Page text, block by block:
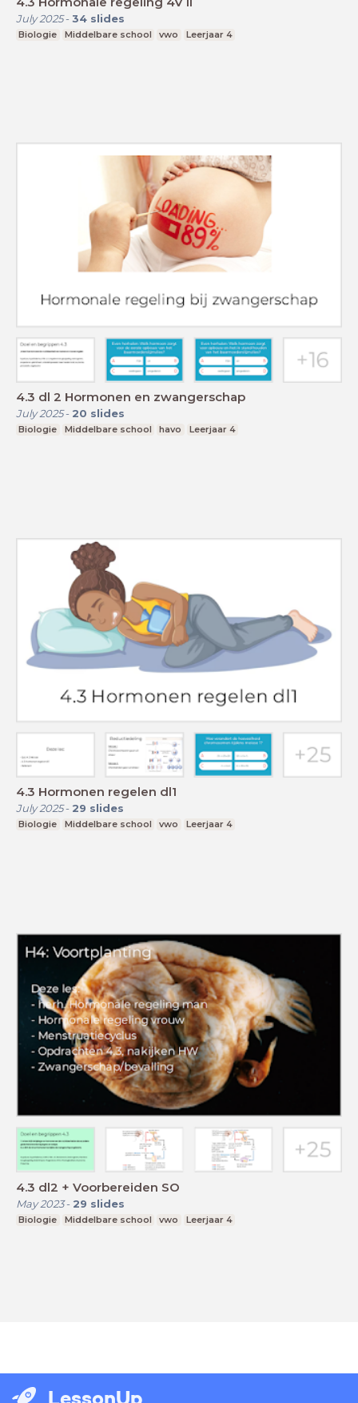
July 2025- 34 slides
Biologie Middelbare school vwo Leerjaar 4
4.3 dl 2 Hormonen en zwangerschap
July 2025- 20 slides
Biologie Middelbare school havo Leerjaar 4
4.3 Hormonen regelen dl1
July 2025- 29 slides
Biologie Middelbare school vwo Leerjaar 4
4.3 dl2 + Voorbereiden SO
May 2023- 29 slides
Biologie Middelbare school vwo Leerjaar 4